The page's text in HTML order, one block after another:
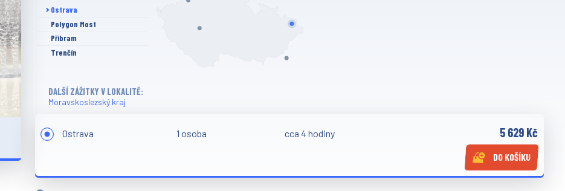
Ostrava
Polygon Most
Příbram
Trenčín
DALŠÍ ZÁŽITKY V LOKALITĚ:
Moravskoslezský kraj
Ostrava 1 osoba cca 4 hodiny 5 629 Kč
DO KOŠÍKU